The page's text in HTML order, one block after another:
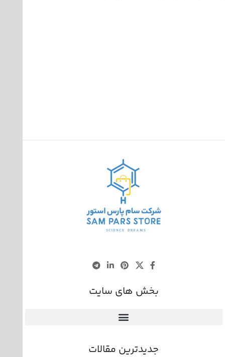
بخش های سایت
جدیدترین مقالات